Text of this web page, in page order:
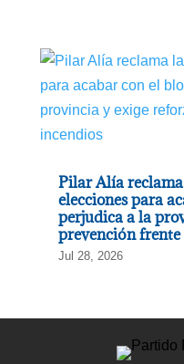
Pilar Alía
elecciones para
perjudica a la
prevención frente
Jul 28, 2026